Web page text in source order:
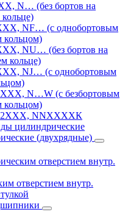
N… (без бортов на
NF… (с однобортовым
NU… (без бортов на
кольце)
NJ… (с однобортовым
N…W (с безбортовым
NNХХХХК
цилиндрические
(двухрядные)
отверстием внутр.
отверстием внутр.